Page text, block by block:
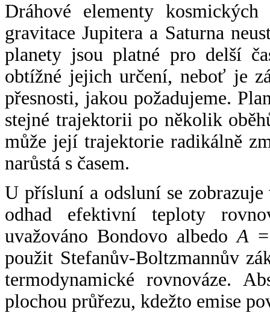
Dráhové elementy
gravitace Jupitera a Saturna
planety jsou platné pro delší
obtížné jejich určení, neboť je
přesnosti, jakou požadujeme.
stejné trajektorii po několik
může její trajektorie radikálně
narůstá s časem.
U přísluní a odsluní se
odhad efektivní teploty
uvažováno Bondovo albedoA
použit Stefanův-Boltzmannův
termodynamické rovnováze.
plochou průřezu, kdežto emise